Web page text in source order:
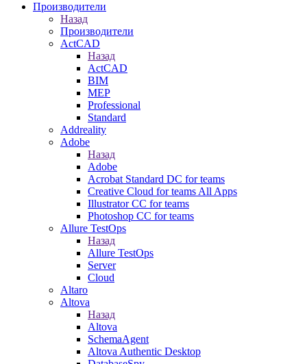
Производители
Назад
Производители
ActCAD
Назад
ActCAD
BIM
MEP
Professional
Standard
Addreality
Adobe
Назад
Adobe
Acrobat Standard DC for teams
Creative Cloud for teams All Apps
Illustrator CC for teams
Photoshop CC for teams
Allure TestOps
Назад
Allure TestOps
Server
Cloud
Altaro
Altova
Назад
Altova
SchemaAgent
Altova Authentic Desktop